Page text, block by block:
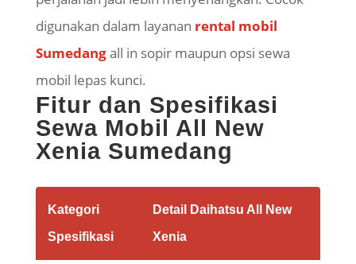
digunakan dalam layanan rental mobil
Sumedangall in sopir maupun opsi sewa
mobil lepas kunci.
Fitur dan Spesifikasi
Sewa Mobil All New
Xenia Sumedang
Kategori
Spesifikasi
Detail Daihatsu All New
Xenia